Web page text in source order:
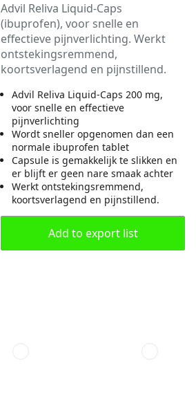
Advil Reliva Liquid-Caps
(ibuprofen), voor snelle en
effectieve pijnverlichting. Werkt
ontstekingsremmend,
koortsverlagend en pijnstillend.
Advil Reliva Liquid-Caps 200 mg,
voor snelle en effectieve
pijnverlichting
Wordt sneller opgenomen dan een
normale ibuprofen tablet
Capsule is gemakkelijk te slikken en
er blijft er geen nare smaak achter
Werkt ontstekingsremmend,
koortsverlagend en pijnstillend.
Add to export list